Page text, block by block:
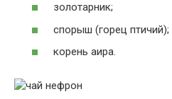
золотарник;
спорыш (горец птичий);
корень аира.